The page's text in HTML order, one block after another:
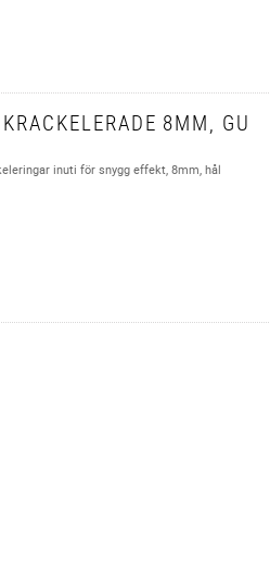
8MM, GU
inuti för snygg effekt, 8mm, hål